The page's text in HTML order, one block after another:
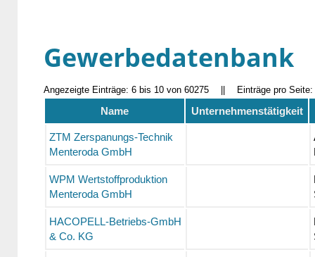
Gewerbedatenbank
Angezeigte Einträge: 6 bis 10 von 60275 Einträge pro Seite:
Name Unternehmenstätigkeit
ZTM Zerspanungs-Technik
Menteroda GmbH
WPM Wertstoffproduktion
Menteroda GmbH
HACOPELL-Betriebs-GmbH
& Co. KG